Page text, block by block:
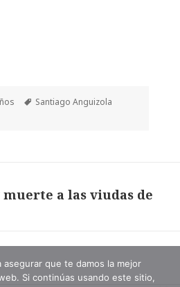
Etiquetas
Santiago Anguizola
a las viudas de
asegurar que te damos la mejor
Si continúas usando este sitio,